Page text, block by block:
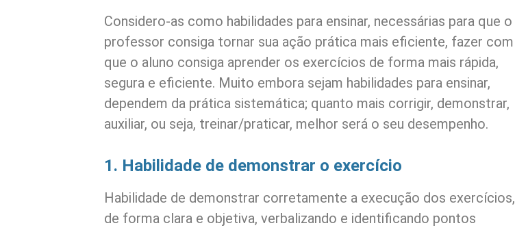
Considero-as como habilidades para ensinar, necessárias para que o
professor consiga tornar sua ação prática mais eficiente, fazer com
que o aluno consiga aprender os exercícios de forma mais rápida,
segura e eficiente. Muito embora sejam habilidades para ensinar,
dependem da prática sistemática; quanto mais corrigir, demonstrar,
auxiliar, ou seja, treinar/praticar, melhor será o seu desempenho.
1. Habilidade de demonstrar o exercício
Habilidade de demonstrar corretamente a execução dos exercícios,
de forma clara e objetiva, verbalizando e identificando pontos